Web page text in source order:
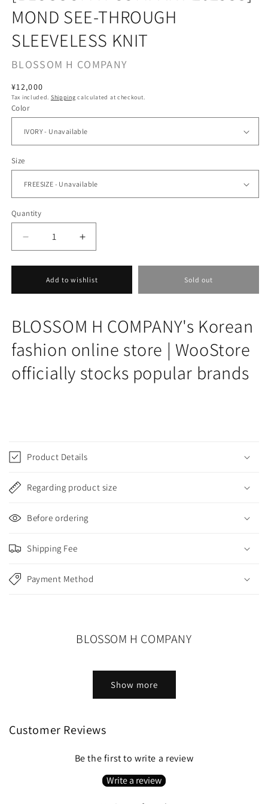
MOND SEE-THROUGH
SLEEVELESS KNIT
BLOSSOM H COMPANY
Regular
price
¥12,000
Tax included. Shipping calculated at checkout.
Color
Size
Quantity
Decrease
quantity
for
[BLOSSOM
H
MOND
SEE-
THROUGH
SLEEVELESS
KNIT
Increase
quantity
for
[BLOSSOM
H
MOND
SEE-
THROUGH
SLEEVELESS
KNIT
Add to wishlist Sold out
BLOSSOM H COMPANY's Korean
fashion online store | WooStore
officially stocks popular brands
o
l
a
p
i
l
e
Product Details
Regarding product size
Before ordering
Shipping Fee
Payment Method
BLOSSOM H COMPANY
Show more
Customer Reviews
Be the first to write a review
Write a review